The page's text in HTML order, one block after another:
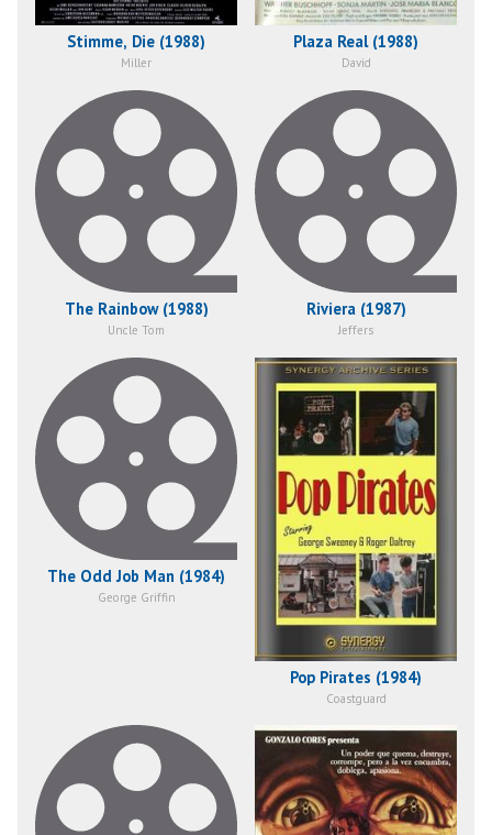
Stimme, Die (1988)
Miller
Plaza Real (1988)
David
The Rainbow (1988)
Uncle Tom
Riviera (1987)
Jeffers
The Odd Job Man (1984)
George Griffin
Pop Pirates (1984)
Coastguard